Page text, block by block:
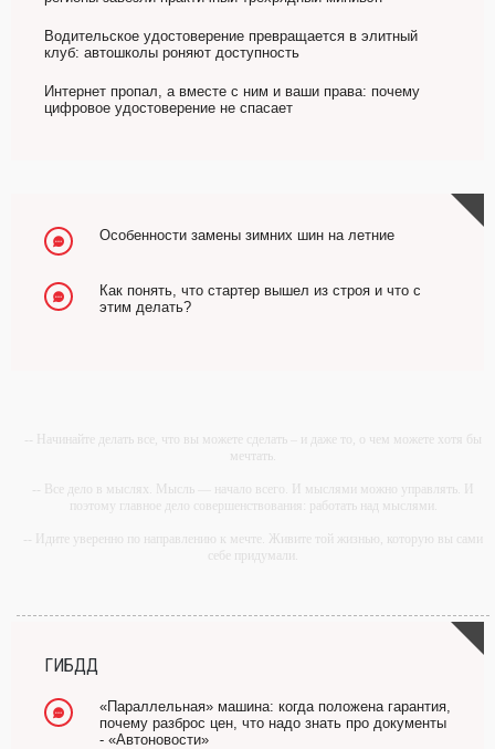
Водительское удостоверение превращается в элитный
клуб: автошколы роняют доступность
Интернет пропал, а вместе с ним и ваши права: почему
цифровое удостоверение не спасает
Особенности замены зимних шин на летние
Как понять, что стартер вышел из строя и что с
этим делать?
-- Начинайте делать все, что вы можете сделать – и даже то, о чем можете хотя бы
мечтать.
-- Все дело в мыслях. Мысль — начало всего. И мыслями можно управлять. И
поэтому главное дело совершенствования: работать над мыслями.
-- Идите уверенно по направлению к мечте. Живите той жизнью, которую вы сами
себе придумали.
-- Лучшее, что можно сделать с хорошим советом, это пропустить его мимо ушей.
ГИБДД
«Параллельная» машина: когда положена гарантия,
почему разброс цен, что надо знать про документы
- «Автоновости»